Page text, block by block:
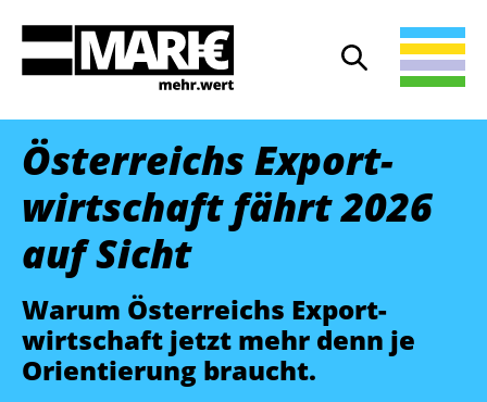
Suche öffnen
Suche
Österreichs Export­
wirtschaft fährt 2026
auf Sicht
Warum Österreichs Export­
wirtschaft jetzt mehr denn je
Orientierung braucht.